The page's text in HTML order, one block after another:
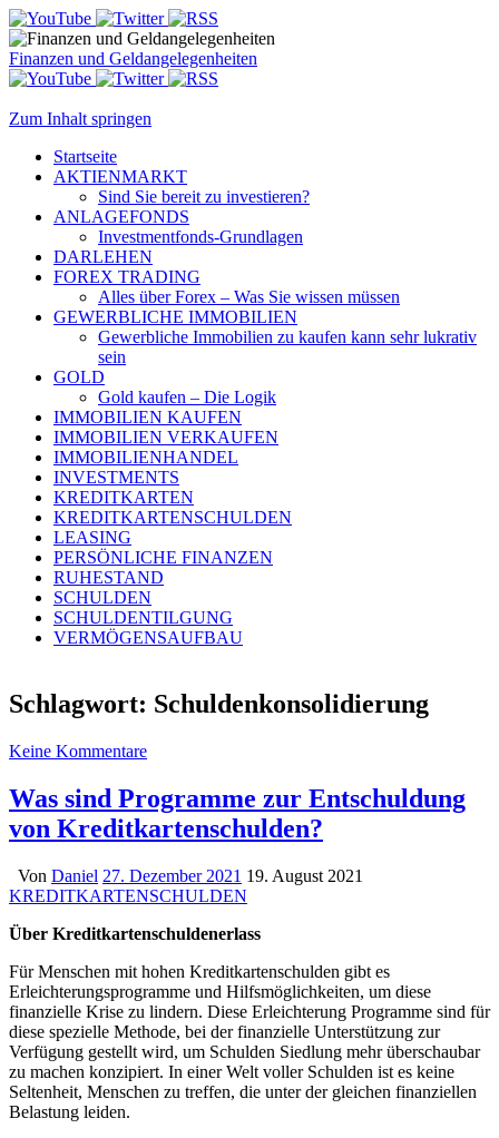
Finanzen und Geldangelegenheiten
Zum Inhalt springen
Startseite
AKTIENMARKT
Sind Sie bereit zu investieren?
ANLAGEFONDS
Investmentfonds-Grundlagen
DARLEHEN
FOREX TRADING
Alles über Forex – Was Sie wissen müssen
GEWERBLICHE IMMOBILIEN
Gewerbliche Immobilien zu kaufen kann sehr lukrativ
sein
GOLD
Gold kaufen – Die Logik
IMMOBILIEN KAUFEN
IMMOBILIEN VERKAUFEN
IMMOBILIENHANDEL
INVESTMENTS
KREDITKARTEN
KREDITKARTENSCHULDEN
LEASING
PERSÖNLICHE FINANZEN
RUHESTAND
SCHULDEN
SCHULDENTILGUNG
VERMÖGENSAUFBAU
Schlagwort: Schuldenkonsolidierung
Keine Kommentare
Was sind Programme zur Entschuldung
von Kreditkartenschulden?
Von Daniel 27. Dezember 2021 19. August 2021
KREDITKARTENSCHULDEN
Über Kreditkartenschuldenerlass
Für Menschen mit hohen Kreditkartenschulden gibt es
Erleichterungsprogramme und Hilfsmöglichkeiten, um diese
finanzielle Krise zu lindern. Diese Erleichterung Programme sind für
diese spezielle Methode, bei der finanzielle Unterstützung zur
Verfügung gestellt wird, um Schulden Siedlung mehr überschaubar
zu machen konzipiert. In einer Welt voller Schulden ist es keine
Seltenheit, Menschen zu treffen, die unter der gleichen finanziellen
Belastung leiden.